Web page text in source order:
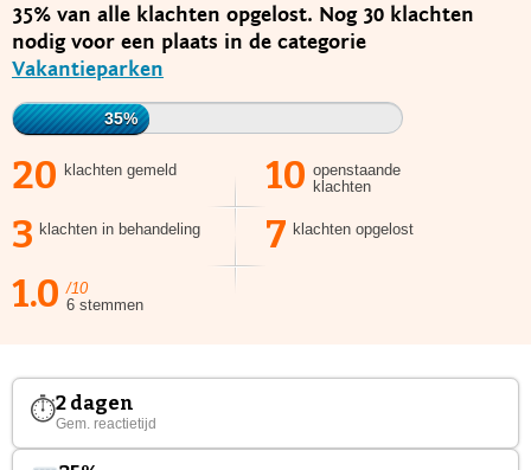
35% van alle klachten opgelost. Nog 30 klachten
nodig voor een plaats in de categorie
Vakantieparken
35%
20 klachten gemeld 10 openstaande
klachten
3 klachten in behandeling 7 klachten opgelost
1.0 /10
6 stemmen
⏱2 dagen
Gem. reactietijd